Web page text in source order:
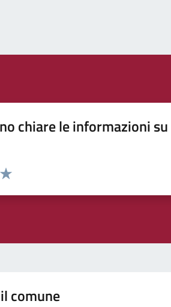
chiare le informazioni
comune